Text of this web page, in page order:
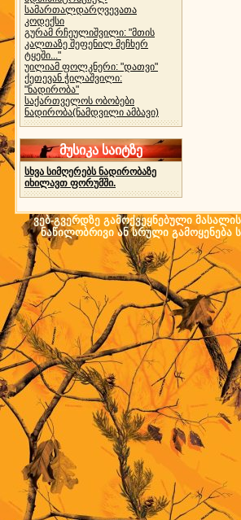
სამართალდარღვევათა
კოდექსი
გურამ რჩეულიშვილი: "მთის
კალთაზე შეფენილ მეჩხერ
ტყეში..."
უილიამ ფოლკნერი: "დათვი"
ქეთევან ჭილაშვილი:
"ნადირობა"
საქართველოს ობობები
ნადირობა(ნამდვილი ამბავი)
მუსიკა საიტზე
სხვა სიმღერებს ნადირობაზე
იხილავთ ფორუმში.
ვებ-გვერდზე გამოქვეყნებული
ნაწილობრივი ან სრული გამოყენება